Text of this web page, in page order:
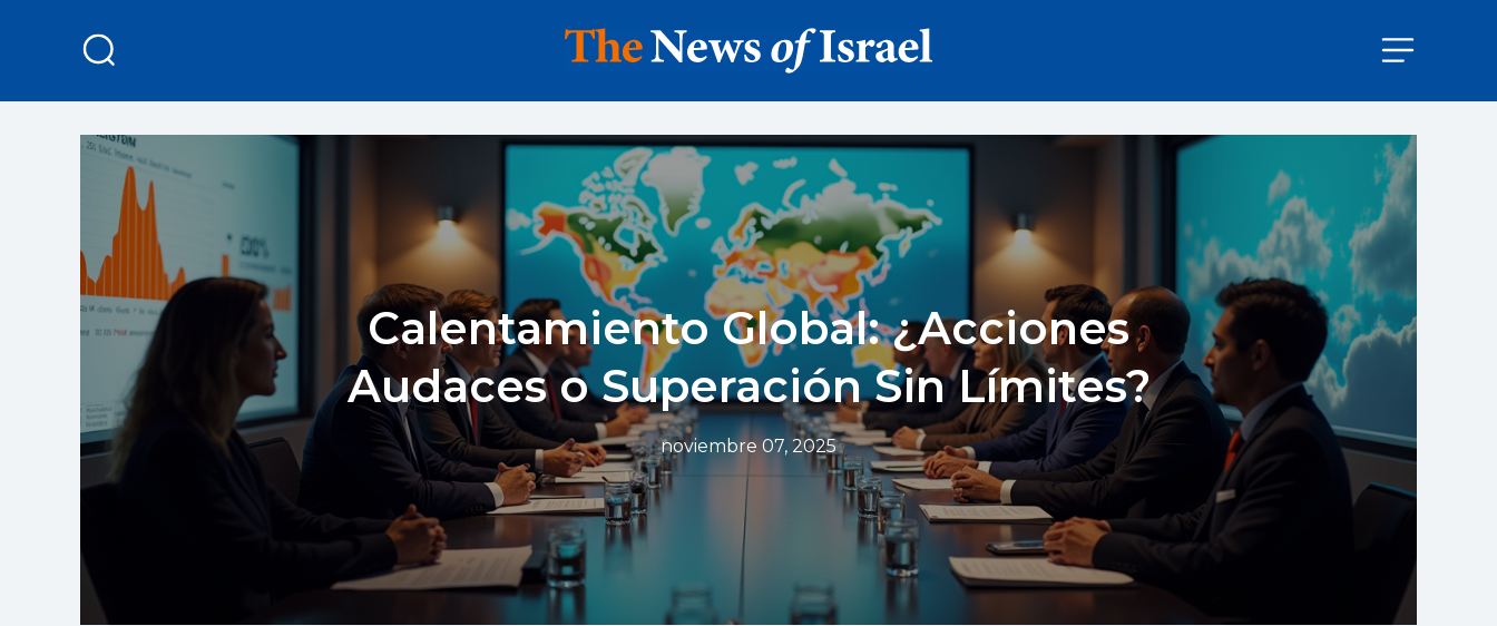
Calentamiento Global: ¿Acciones
Audaces o Superación Sin Límites?
noviembre 07, 2025